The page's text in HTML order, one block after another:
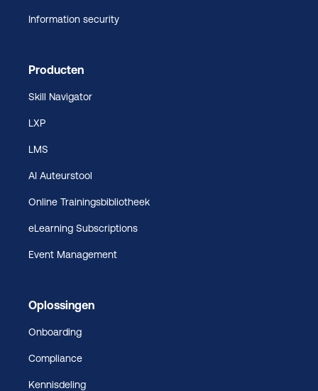
Information security
Producten
Skill Navigator
LXP
LMS
AI Auteurstool
Online Trainingsbibliotheek
eLearning Subscriptions
Event Management
Oplossingen
Onboarding
Compliance
Kennisdeling